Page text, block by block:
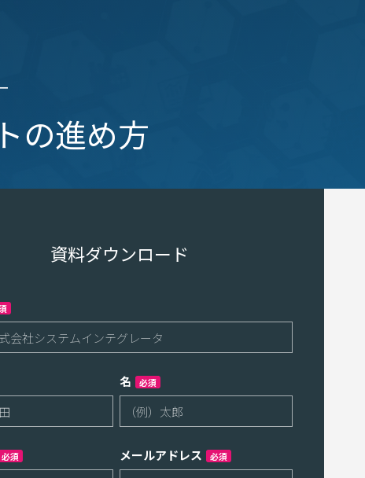
の進め方
資料ダウンロード
名 必須
必須 メールアドレス 必須